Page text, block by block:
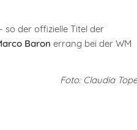
so der offizielle Titel der
Baron errang bei der WM
Foto: Claudia